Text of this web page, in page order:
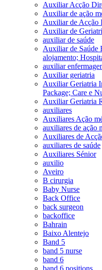
Auxiliar Acção
Auxiliar de ação
Auxiliar de Acção
Auxiliar de
auxiliar de saúde
Auxiliar de Saúde
alojamento;
auxiliar
Auxiliar geriatria
Auxiliar Geriatria
Package; Care e
Auxiliar Geriatria
auxiliares
Auxiliares Ação
auxiliares de ação
Auxiliares de
auxiliares de saúde
Auxiliares Sénior
auxilio
Aveiro
B cirurgia
Baby Nurse
Back Office
back surgeon
backoffice
Bahrain
Baixo Alentejo
Band 5
band 5 nurse
band 6
band 6 positions